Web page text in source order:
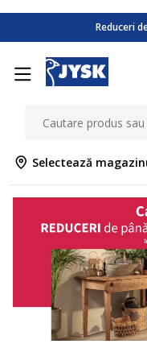
Reduceri
Reduceri
Selectează